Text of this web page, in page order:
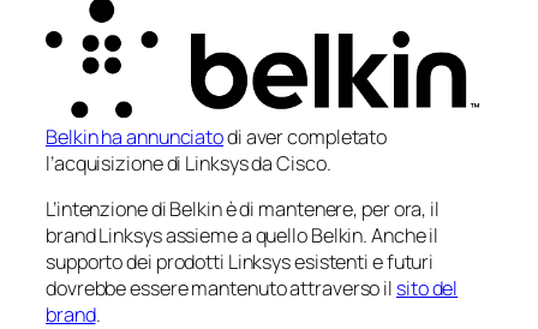
Belkin ha annunciatodi aver completato
l’acquisizione di Linksys da Cisco.
L’intenzione di Belkin è di mantenere, per ora, il
brand Linksys assieme a quello Belkin. Anche il
supporto dei prodotti Linksys esistenti e futuri
dovrebbe essere mantenuto attraverso il sito del
brand.